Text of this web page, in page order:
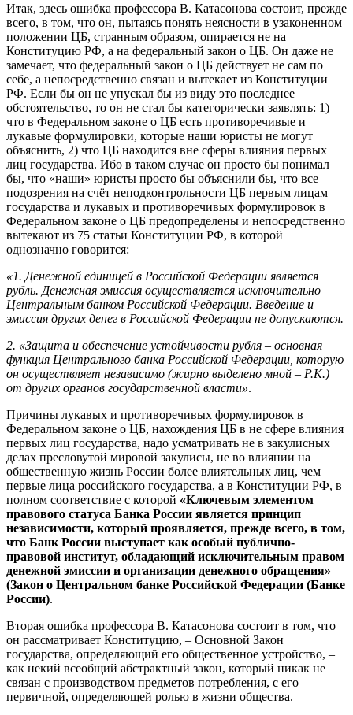
Итак, здесь ошибка профессора В. Катасонова состоит, прежде
всего, в том, что он, пытаясь понять неясности в узаконенном
положении ЦБ, странным образом, опирается не на
Конституцию РФ, а на федеральный закон о ЦБ. Он даже не
замечает, что федеральный закон о ЦБ действует не сам по
себе, а непосредственно связан и вытекает из Конституции
РФ. Если бы он не упускал бы из виду это последнее
обстоятельство, то он не стал бы категорически заявлять: 1)
что в Федеральном законе о ЦБ есть противоречивые и
лукавые формулировки, которые наши юристы не могут
объяснить, 2) что ЦБ находится вне сферы влияния первых
лиц государства. Ибо в таком случае он просто бы понимал
бы, что «наши» юристы просто бы объяснили бы, что все
подозрения на счёт неподконтрольности ЦБ первым лицам
государства и лукавых и противоречивых формулировок в
Федеральном законе о ЦБ предопределены и непосредственно
вытекают из 75 статьи Конституции РФ, в которой
однозначно говорится:
«1. Денежной единицей в Российской Федерации является
рубль. Денежная эмиссия осуществляется исключительно
Центральным банком Российской Федерации. Введение и
эмиссия других денег в Российской Федерации не допускаются.
2. «Защита и обеспечение устойчивости рубля – основная
функция Центрального банка Российской Федерации, которую
он осуществляет независимо (жирно выделено мной – Р.К.)
от других органов государственной власти».
Причины лукавых и противоречивых формулировок в
Федеральном законе о ЦБ, нахождения ЦБ в не сфере влияния
первых лиц государства, надо усматривать не в закулисных
делах пресловутой мировой закулисы, не во влиянии на
общественную жизнь России более влиятельных лиц, чем
первые лица российского государства, а в Конституции РФ, в
полном соответствие с которой «Ключевым элементом
правового статуса Банка России является принцип
независимости, который проявляется, прежде всего, в том,
что Банк России выступает как особый публично-
правовой институт, обладающий исключительным правом
денежной эмиссии и организации денежного обращения»
(Закон о Центральном банке Российской Федерации (Банке
России).
Вторая ошибка профессора В. Катасонова состоит в том, что
он рассматривает Конституцию, – Основной Закон
государства, определяющий его общественное устройство, –
как некий всеобщий абстрактный закон, который никак не
связан с производством предметов потребления, с его
первичной, определяющей ролью в жизни общества.